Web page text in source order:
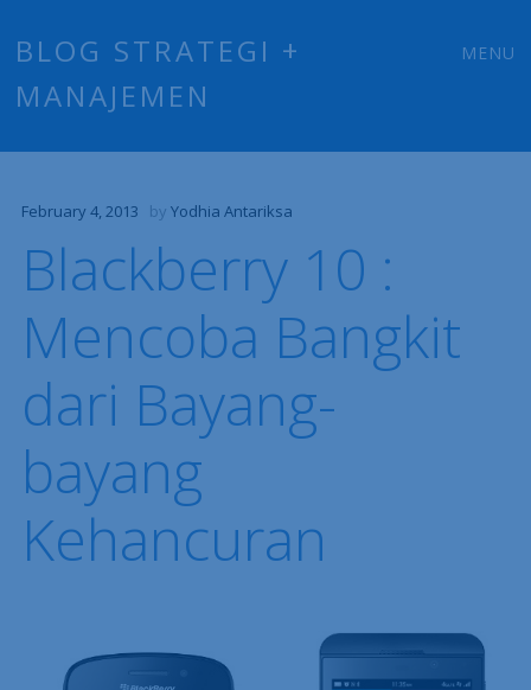
BLOG STRATEGI +
MANAJEMEN
MENU
February 4, 2013 by Yodhia Antariksa
Blackberry 10 :
Mencoba Bangkit
dari Bayang-
bayang
Kehancuran